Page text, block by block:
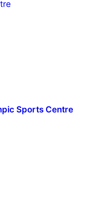
Sports Centre